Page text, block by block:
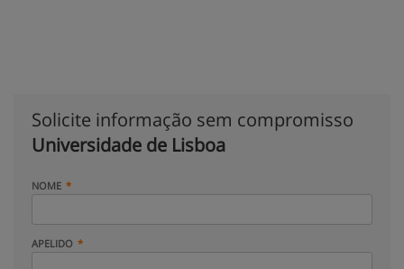
Solicite informação sem compromisso
Universidade de Lisboa
NOME
APELIDO